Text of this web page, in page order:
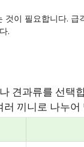
이 필요합니다.
.
견과류를 선택
끼니로 나누어